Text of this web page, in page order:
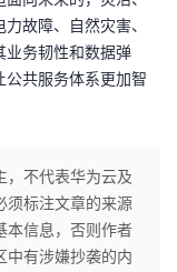
故障、自然灾害、
业务韧性和数据弹
共服务体系更加智
，不代表华为云及
须标注文章的来源
本信息，否则作者
中有涉嫌抄袭的内